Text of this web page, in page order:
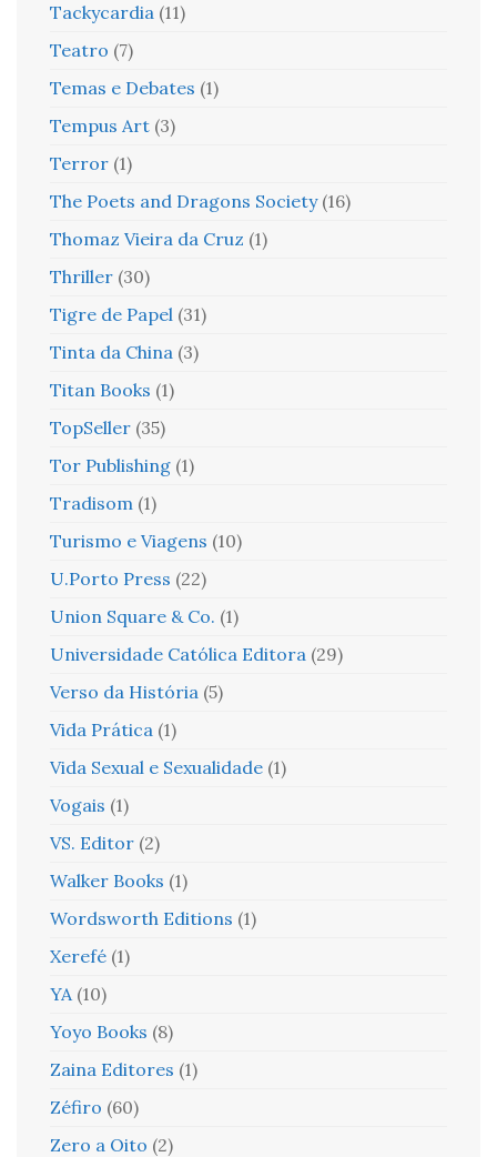
Tackycardia (11)
Teatro (7)
Temas e Debates (1)
Tempus Art (3)
Terror (1)
The Poets and Dragons Society (16)
Thomaz Vieira da Cruz (1)
Thriller (30)
Tigre de Papel (31)
Tinta da China (3)
Titan Books (1)
TopSeller (35)
Tor Publishing (1)
Tradisom (1)
Turismo e Viagens (10)
U.Porto Press (22)
Union Square & Co. (1)
Universidade Católica Editora (29)
Verso da História (5)
Vida Prática (1)
Vida Sexual e Sexualidade (1)
Vogais (1)
VS. Editor (2)
Walker Books (1)
Wordsworth Editions (1)
Xerefé (1)
YA (10)
Yoyo Books (8)
Zaina Editores (1)
Zéfiro (60)
Zero a Oito (2)